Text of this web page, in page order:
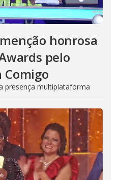
menção honrosa
pelo
Comigo
presença multiplataforma